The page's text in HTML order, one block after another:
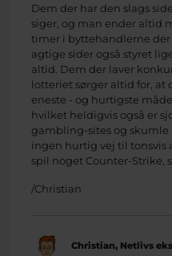
Dem der har den slags
siger, og man ender altid
timer i byttehandlerne der
agtige sider også styret
altid. Dem der laver
lotteriet sørger altid for, at
eneste - og hurtigste måde
hvilket heldigvis også er
gambling-sites og skumle
ingen hurtig vej til tonsvis
spil noget Counter-Strike,
/Christian
Christian, Netlivs